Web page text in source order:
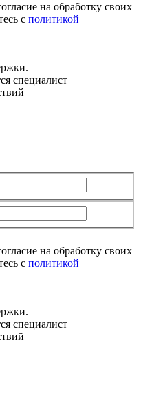
на обработку своих
с политикой
специалист
на обработку своих
с политикой
специалист